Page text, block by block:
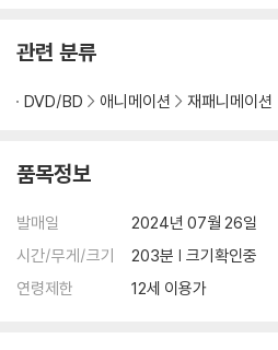
관련 분류
DVD/BD 애니메이션 재패니메이션
품목정보
발매일
2024년 07월 26일
시간/무게/크기
203분 | 크기확인중
연령제한
12세 이용가